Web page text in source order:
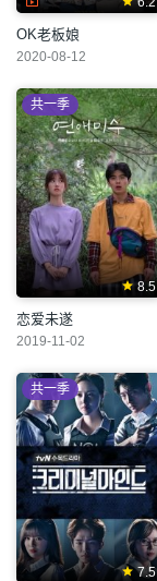
OK老板娘
2020-08-12
8.5
共一季
恋爱未遂
2019-11-02
7.5
共一季